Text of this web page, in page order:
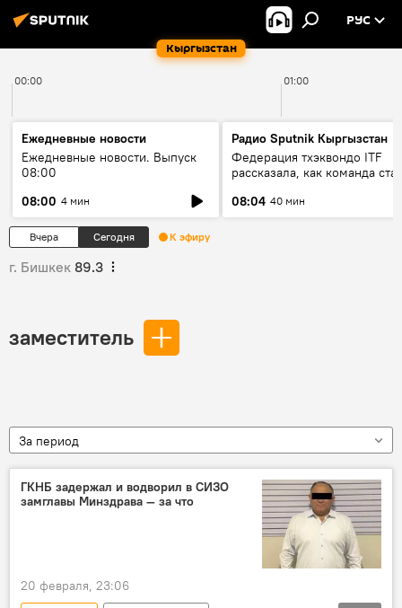
Кыргызстан
РУС
00:00 01:00
Ежедневные новости
Ежедневные новости. Выпуск
08:00
08:00 4 мин
Радио Sputnik Кыргызстан
Федерация тхэквондо ITF
рассказала, как команда
08:04 40 мин
Вчера Сегодня К эфиру
г. Бишкек 89.3
заместитель
За период
ГКНБ задержал и водворил в СИЗО
замглавы Минздрава — за что
20 февраля, 23:06